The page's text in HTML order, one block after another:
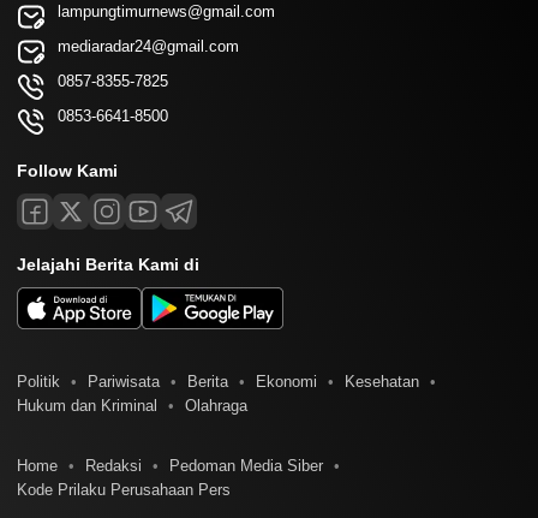
lampungtimurnews@gmail.com
mediaradar24@gmail.com
0857-8355-7825
0853-6641-8500
Follow Kami
Jelajahi Berita Kami di
Politik Pariwisata Berita Ekonomi
Kesehatan
Hukum dan Kriminal
Olahraga
Home Redaksi
Pedoman Media Siber
Kode Prilaku Perusahaan Pers